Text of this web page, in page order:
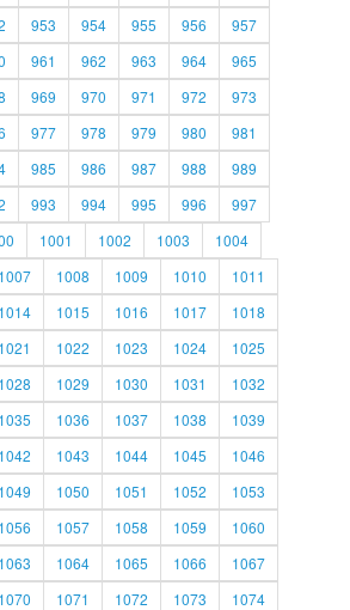
953 954 955 956
957
961 962 963 964
965
969 970 971 972
973
977 978 979 980
981
985 986 987 988
989
993 994 995 996
997
1001 1002 1003
1004
1007 1008 1009 1010
1011
1014 1015 1016 1017
1018
1021 1022 1023 1024
1025
1028 1029 1030 1031
1032
1035 1036 1037 1038
1039
1042 1043 1044 1045
1046
1049 1050 1051 1052
1053
1056 1057 1058 1059
1060
1063 1064 1065 1066
1067
1070 1071 1072 1073
1074